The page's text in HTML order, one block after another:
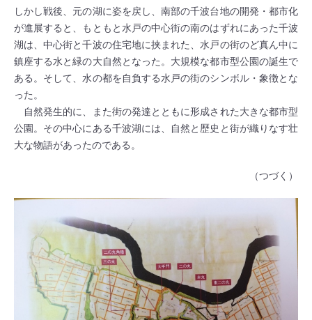
しかし戦後、元の湖に姿を戻し、南部の千波台地の開発・都市化
が進展すると、もともと水戸の中心街の南のはずれにあった千波
湖は、中心街と千波の住宅地に挟まれた、水戸の街のど真ん中に
鎮座する水と緑の大自然となった。大規模な都市型公園の誕生で
ある。そして、水の都を自負する水戸の街のシンボル・象徴とな
った。
自然発生的に、また街の発達とともに形成された大きな都市型
公園。その中心にある千波湖には、自然と歴史と街が織りなす壮
大な物語があったのである。
（つづく）